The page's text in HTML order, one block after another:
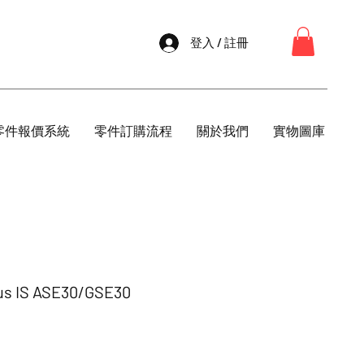
登入 / 註冊
件報價系統 零件訂購流程 關於我們 實物圖庫
IS ASE30/GSE30